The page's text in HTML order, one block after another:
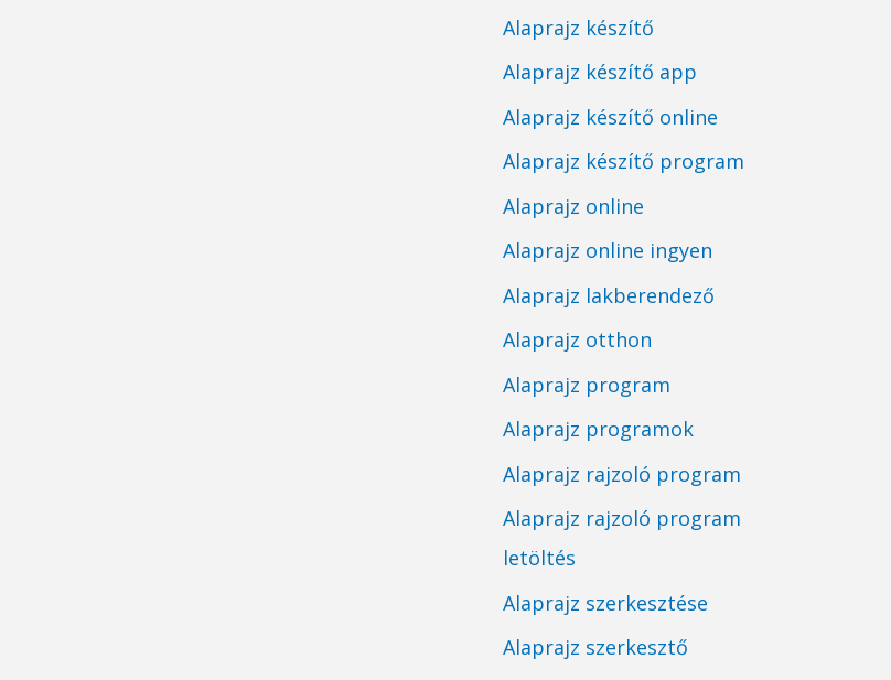
Alaprajz készítő
Alaprajz készítő app
Alaprajz készítő online
Alaprajz készítő program
Alaprajz online
Alaprajz online ingyen
Alaprajz lakberendező
Alaprajz otthon
Alaprajz program
Alaprajz programok
Alaprajz rajzoló program
Alaprajz rajzoló program
letöltés
Alaprajz szerkesztése
Alaprajz szerkesztő